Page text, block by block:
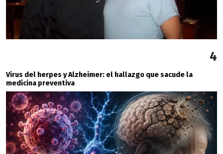
4
Virus del herpes y Alzheimer: el hallazgo que sacude la
medicina preventiva